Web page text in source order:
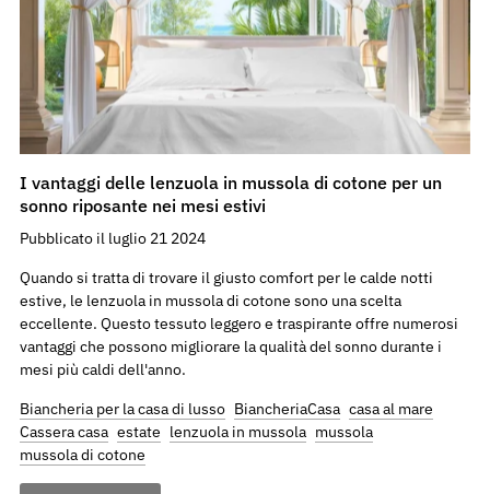
I vantaggi delle lenzuola in mussola di cotone per un
sonno riposante nei mesi estivi
Pubblicato il luglio 21 2024
Quando si tratta di trovare il giusto comfort per le calde notti
estive, le lenzuola in mussola di cotone sono una scelta
eccellente. Questo tessuto leggero e traspirante offre numerosi
vantaggi che possono migliorare la qualità del sonno durante i
mesi più caldi dell'anno.
Biancheria per la casa di lusso BiancheriaCasa casa al mare
Cassera casa estate lenzuola in mussola mussola
mussola di cotone